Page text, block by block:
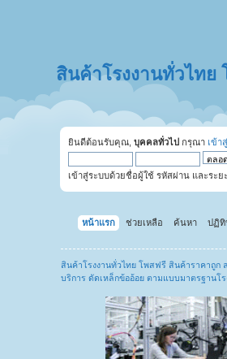
สินค้าโรงงานทั่วไทย
ยินดีต้อนรับคุณ, บุคคลทั่วไป กรุณา เข้า
เข้าสู่ระบบด้วยชื่อผู้ใช้ รหัสผ่าน และระย
หน้าแรก ช่วยเหลือ ค้นหา ปฏิ
สินค้าโรงงานทั่วไทย โพสฟรี สินค้าราคาถูก
บริการ ดัดเหล็กข้ออ้อย ตามแบบมาตรฐานโ